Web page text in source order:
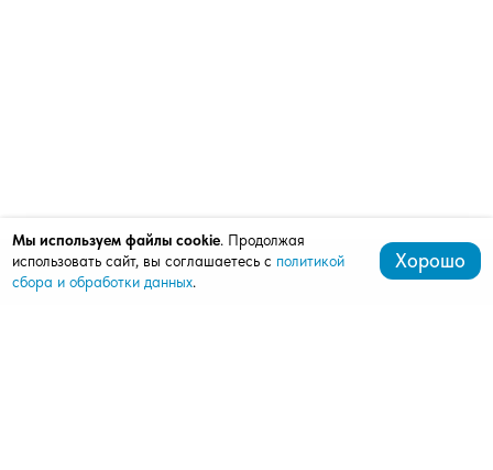
Мы используем файлы cookie. Продолжая
использовать сайт, вы соглашаетесь с политикой
сбора и обработки данных.
Хорошо